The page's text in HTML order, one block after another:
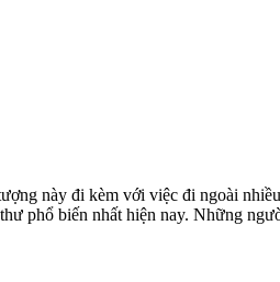
này đi kèm với việc đi ngoài
phổ biến nhất hiện nay. Những